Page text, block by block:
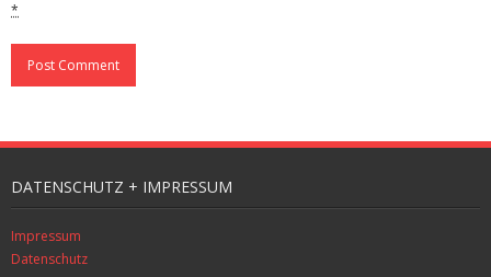
*
DATENSCHUTZ + IMPRESSUM
Impressum
Datenschutz